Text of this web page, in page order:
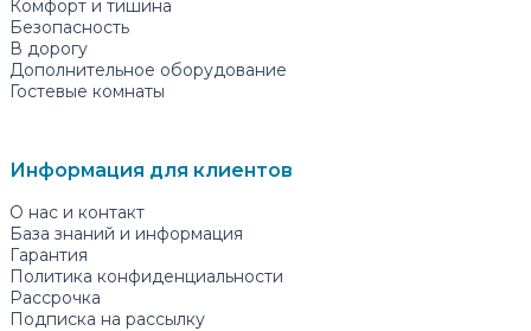
Комфорт и тишина
Безопасность
В дорогу
Дополнительное оборудование
Гостевые комнаты
Информация для клиентов
О нас и контакт
База знаний и информация
Гарантия
Политика конфиденциальности
Рассрочка
Подписка на рассылку